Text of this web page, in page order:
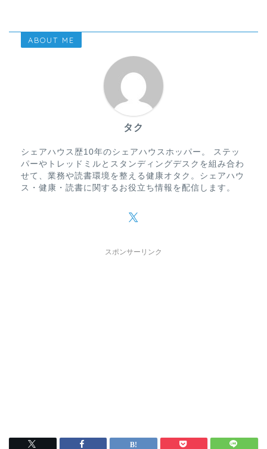
ABOUT ME
タク
シェアハウス歴10年のシェアハウスホッパー。 ステッ
パーやトレッドミルとスタンディングデスクを組み合わ
せて、業務や読書環境を整える健康オタク。シェアハウ
ス・健康・読書に関するお役立ち情報を配信します。
スポンサーリンク